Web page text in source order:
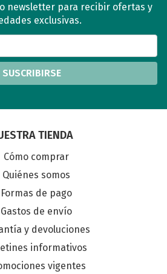
newsletter para recibir ofertas y
exclusivas.
SUSCRIBIRSE
TIENDA
Cómo comprar
Quiénes somos
Formas de pago
Gastos de envío
y devoluciones
informativos
vigentes